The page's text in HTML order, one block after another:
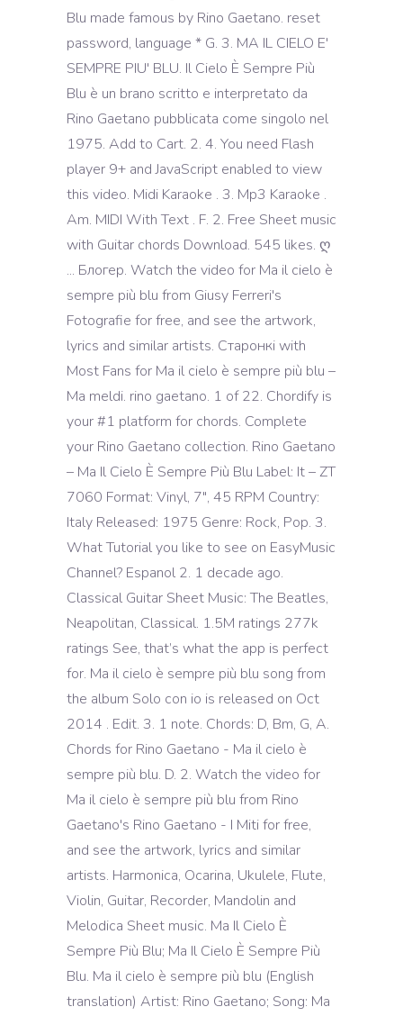
Blu made famous by Rino Gaetano. reset
password, language * G. 3. MA IL CIELO E'
SEMPRE PIU' BLU. Il Cielo È Sempre Più
Blu è un brano scritto e interpretato da
Rino Gaetano pubblicata come singolo nel
1975. Add to Cart. 2. 4. You need Flash
player 9+ and JavaScript enabled to view
this video. Midi Karaoke . 3. Mp3 Karaoke .
Am. MIDI With Text . F. 2. Free Sheet music
with Guitar chords Download. 545 likes. ღ
... Блогер. Watch the video for Ma il cielo è
sempre più blu from Giusy Ferreri's
Fotografie for free, and see the artwork,
lyrics and similar artists. Старонкі with
Most Fans for Ma il cielo è sempre più blu –
Ma meldi. rino gaetano. 1 of 22. Chordify is
your #1 platform for chords. Complete
your Rino Gaetano collection. Rino Gaetano
‎– Ma Il Cielo È Sempre Più Blu Label: It ‎– ZT
7060 Format: Vinyl, 7", 45 RPM Country:
Italy Released: 1975 Genre: Rock, Pop. 3.
What Tutorial you like to see on EasyMusic
Channel? Espanol 2. 1 decade ago.
Classical Guitar Sheet Music: The Beatles,
Neapolitan, Classical. 1.5M ratings 277k
ratings See, that’s what the app is perfect
for. Ma il cielo è sempre più blu song from
the album Solo con io is released on Oct
2014 . Edit. 3. 1 note. Chords: D, Bm, G, A.
Chords for Rino Gaetano - Ma il cielo è
sempre più blu. D. 2. Watch the video for
Ma il cielo è sempre più blu from Rino
Gaetano's Rino Gaetano - I Miti for free,
and see the artwork, lyrics and similar
artists. Harmonica, Ocarina, Ukulele, Flute,
Violin, Guitar, Recorder, Mandolin and
Melodica Sheet music. Ma Il Cielo È
Sempre Più Blu; Ma Il Cielo È Sempre Più
Blu. Ma il cielo è sempre più blu (English
translation) Artist: Rino Gaetano; Song: Ma